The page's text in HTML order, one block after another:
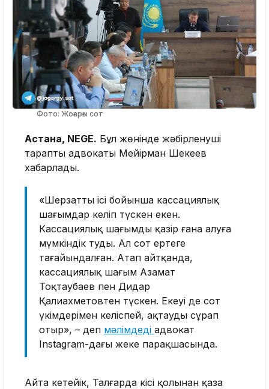
Фото: Жоғарғы сот
Астана, NEGE. Бұл жөнінде жәбірленуші
тараптың адвокаты Мейірман Шекеев
хабарлады.
«Шерзаттың ісі бойынша кассациялық
шағымдар келіп түскен екен.
Кассациялық шағымды қазір ғана алуға
мүмкіндік туды. Ал сот ертеңге
тағайындалған. Атап айтқанда,
кассациялық шағым Азамат
Тоқтаубаев пен Дидар
Қалиахметовтен түскен. Екеуі де сот
үкімдерімен келіспей, ақтауды сұрап
отыр», – деп мәлімдеді адвокат
Instagram-дағы жеке парақшасында.
Айта кетейік, Талғарда кісі қолынан қаза